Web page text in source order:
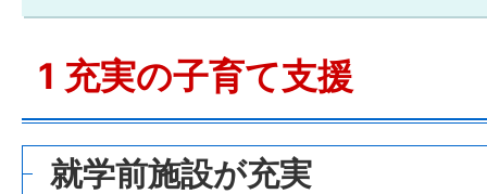
1 充実の子育て支援
就学前施設が充実